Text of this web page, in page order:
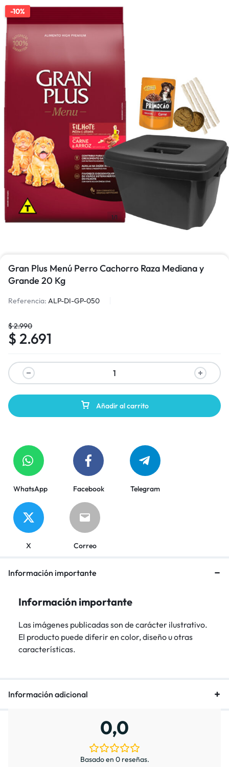
1/1
-10%
Gran Plus Menú Perro Cachorro Raza Mediana y
Grande 20 Kg
Referencia: ALP-DI-GP-050
$2.990
$ 2.691
Añadir al carrito
WhatsApp Facebook Telegram
X Correo
Información importante
Información importante
Las imágenes publicadas son de carácter ilustrativo.
El producto puede diferir en color, diseño u otras
características.
Información adicional
0,0
Basado en 0 reseñas.